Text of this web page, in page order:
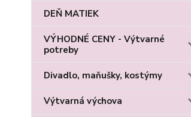
DEŇ MATIEK
VÝHODNÉ CENY - Výtvarné
potreby
Divadlo, maňušky, kostýmy
Výtvarná výchova